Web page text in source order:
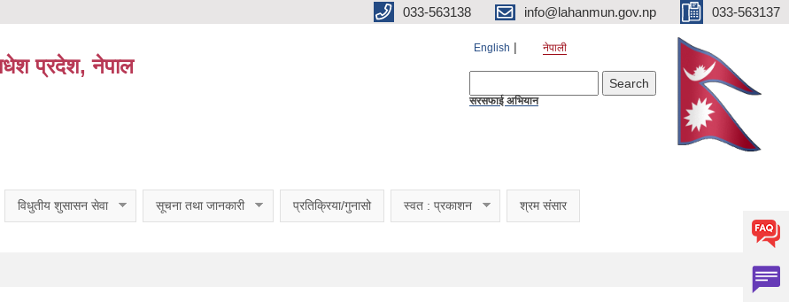
033-563138 info@lahanmun.gov.np 033-563137
प्रदेश, नेपाल
English नेपाली
सरसफाई अभियान
विधुतीय शुसासन सेवा सूचना तथा जानकारी प्रतिक्रिया/गुनासो स्वत : प्रकाशन श्रम संसार